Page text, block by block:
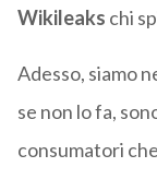
Wikileaks chi
Adesso, siamo
se non lo fa,
consumatori